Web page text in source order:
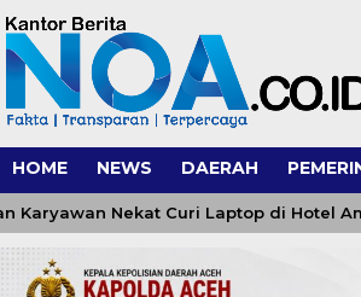
HOME NEWS DAERAH
Nekat Curi Laptop di Hotel Amoda,